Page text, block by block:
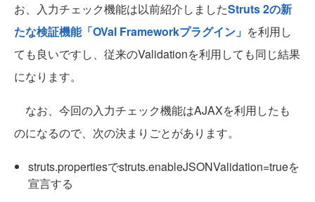
お、入力チェック機能は以前紹介しましたStruts 2の新
たな検証機能「OVal Frameworkプラグイン」 を利用し
ても良いですし、従来のValidationを利用しても同じ結果
になります。
なお、今回の入力チェック機能はAJAXを利用したも
のになるので、次の決まりごとがあります。
struts.propertiesでstruts.enableJSONValidation=trueを
宣言する